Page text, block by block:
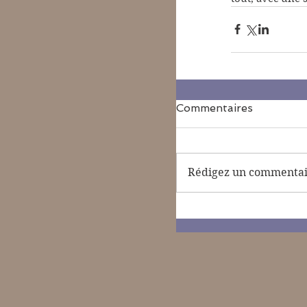
Commentaires
Rédigez un